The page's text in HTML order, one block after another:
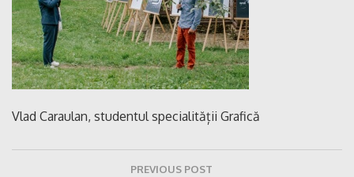
Vlad Caraulan, studentul specialității Grafică
PREVIOUS POST